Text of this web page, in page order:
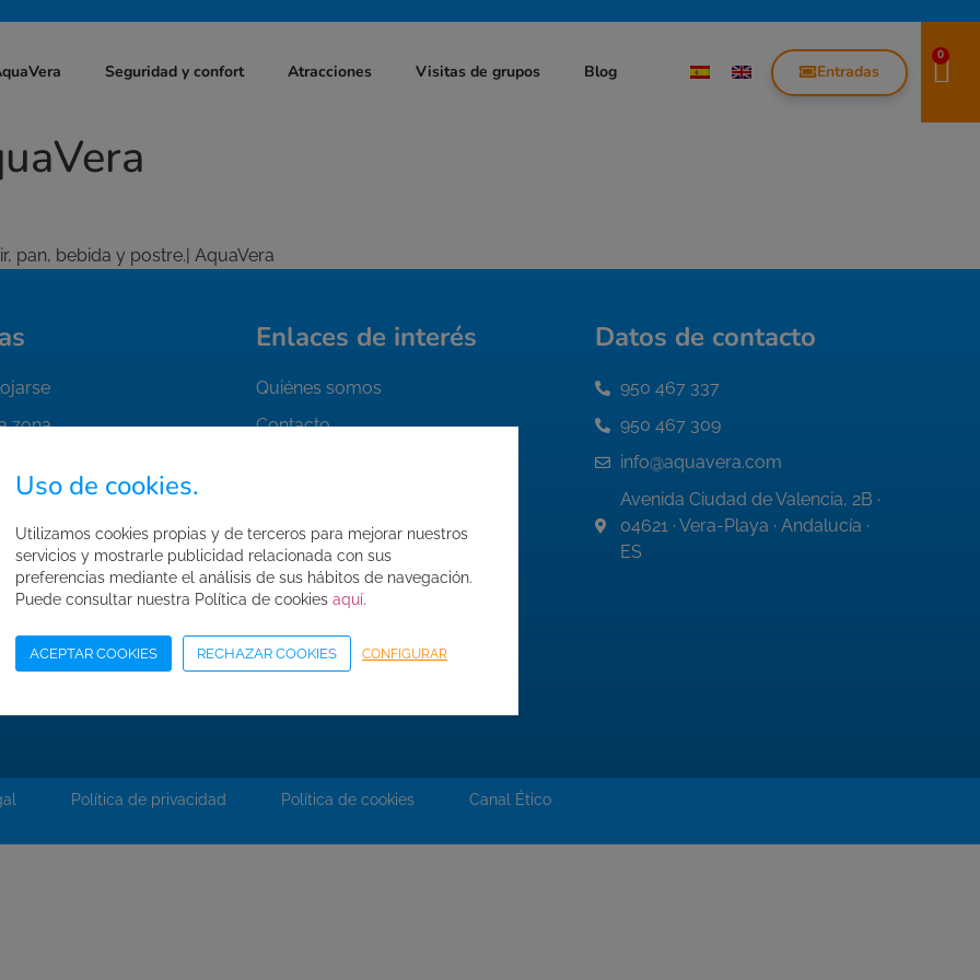
Seguridad y confort Atracciones Visitas de grupos Blog Entradas
0
pan, bebida y postre.| AquaVera
zona
entrada
Enlaces de interés
Quiénes somos
Contacto
Normas de seguridad
Condiciones de compra
Mapa web
Acceso Área Corporativa
Datos de contacto
950 467 337
950 467 309
info@aquavera.com
Avenida Ciudad de Valencia, 2B ·
04621 · Vera-Playa · Andalucía ·
ES
Política de privacidad Política de cookies Canal Ético
Uso de cookies.
Utilizamos cookies propias y de terceros para mejorar nuestros
servicios y mostrarle publicidad relacionada con sus
preferencias mediante el análisis de sus hábitos de navegación.
Puede consultar nuestra Política de cookies aquí.
ACEPTAR COOKIES RECHAZAR COOKIES CONFIGURAR